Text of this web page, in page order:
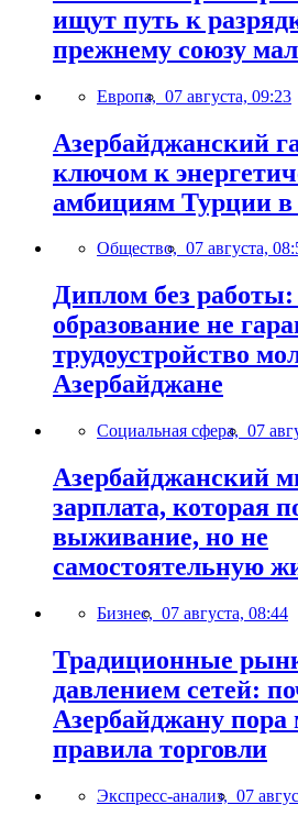
ищут путь к
прежнему союзу
Европа, 07 августа, 09:23
Азербайджанский
ключом к
амбициям Турции в
Общество, 07 августа,
Диплом без
образование не
трудоустройство
Азербайджане
Социальная сфера, 07
Азербайджанский
зарплата, которая
выживание, но не
самостоятельную
Бизнес, 07 августа, 08:44
Традиционные
давлением сетей:
Азербайджану пора
правила торговли
Экспресс-анализ, 07